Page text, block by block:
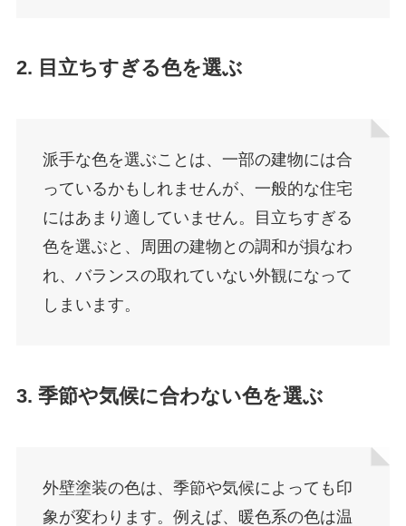
2. 目立ちすぎる色を選ぶ
派手な色を選ぶことは、一部の建物には合
っているかもしれませんが、一般的な住宅
にはあまり適していません。目立ちすぎる
色を選ぶと、周囲の建物との調和が損なわ
れ、バランスの取れていない外観になって
しまいます。
3. 季節や気候に合わない色を選ぶ
外壁塗装の色は、季節や気候によっても印
象が変わります。例えば、暖色系の色は温